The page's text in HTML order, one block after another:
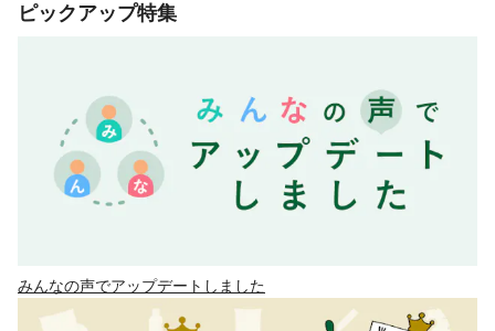
ピックアップ特集
みんなの声でアップデートしました